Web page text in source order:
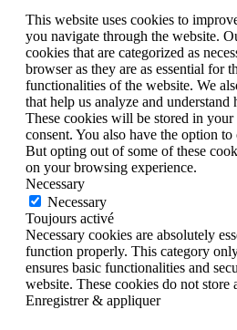
This website uses cookies to
you navigate through the website.
cookies that are categorized as
browser as they are as essential for
functionalities of the website. We
that help us analyze and
These cookies will be stored in
consent. You also have the option
But opting out of some of these
on your browsing experience.
Necessary
Necessary
Toujours activé
Necessary cookies are absolutely
function properly. This category
ensures basic functionalities and
website. These cookies do not store
Enregistrer & appliquer